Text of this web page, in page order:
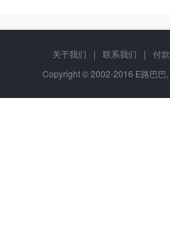
关于我们 | 联系我们 |
付
Copyright © 2002-2016 E路巴